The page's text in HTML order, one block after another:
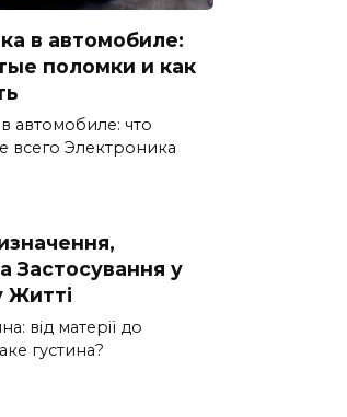
в автомобиле:
поломки и как
автомобиле: что
всего Электроника
Застосування у
Житті
від матерії до
густина?